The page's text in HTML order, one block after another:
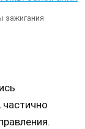
зажигания